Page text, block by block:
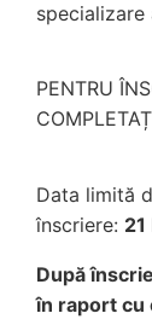
specializare
PENTRU
Data limită
înscriere: 21
După
în raport cu